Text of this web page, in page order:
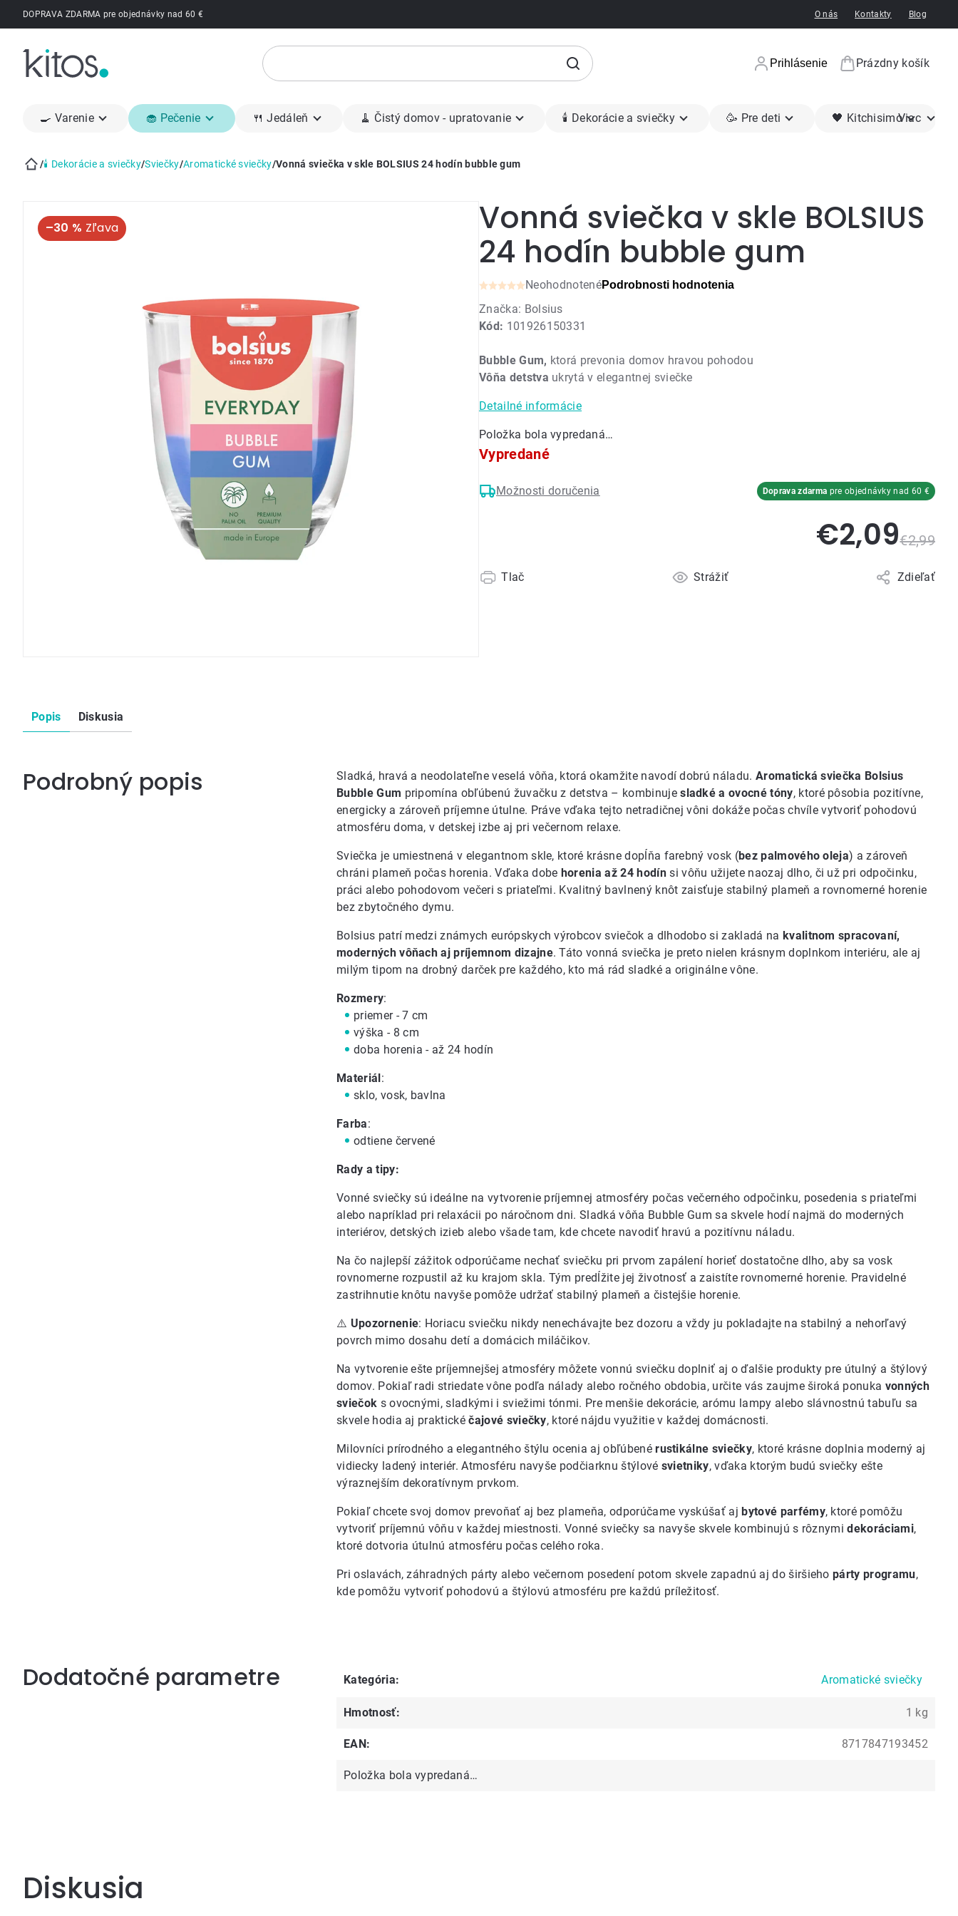
PrejsťDOPRAVA ZDARMA pre objednávky nad 60 € O nás Kontakty Blog
Prihlásenie
Nákupný
Prázdny košík
🍳 Varenie 🧁 Pečenie 🍴 Jedáleň 🧹 Čistý domov - upratovanie 🕯 Dekorácie a sviečky 🥳 Pre deti 🖤 KitchisimoViac
/🕯 Dekorácie a sviečky/Sviečky/Aromatické sviečky/Vonná sviečka v skle BOLSIUS 24 hodín bubble gum
–30 %
Vonná sviečka v skle BOLSIUS
24 hodín bubble gum
Kód: 101926150331
Priemerné
hodnotenie
produktu
0,0
z
hviezdičiek.
NeohodnotenéPodrobnosti hodnotenia
Značka: Bolsius
Položka bola vypredaná…
Bubble Gum, ktorá prevonia domov hravou pohodou
Vôňa detstva ukrytá v elegantnej sviečke
Detailné informácie
Tlač Strážiť Zdieľať
Vypredané
Možnosti doručenia Doprava zdarma pre objednávky nad 60 €
€2,99
€2,09
Popis Diskusia
Podrobný popis Sladká, hravá a neodolateľne veselá vôňa, ktorá okamžite navodí dobrú náladu. Aromatická sviečka Bolsius
Bubble Gum pripomína obľúbenú žuvačku z detstva – kombinujesladké a ovocné tóny, ktoré pôsobia pozitívne,
energicky a zároveň príjemne útulne. Práve vďaka tejto netradičnej vôni dokáže počas chvíle vytvoriť pohodovú
atmosféru doma, v detskej izbe aj pri večernom relaxe.
Sviečka je umiestnená v elegantnom skle, ktoré krásne dopĺňa farebný vosk (bez palmového oleja) a zároveň
chráni plameň počas horenia. Vďaka dobe horenia až 24 hodínsi vôňu užijete naozaj dlho, či už pri odpočinku,
práci alebo pohodovom večeri s priateľmi. Kvalitný bavlnený knôt zaisťuje stabilný plameň a rovnomerné horenie
bez zbytočného dymu.
Bolsius patrí medzi známych európskych výrobcov sviečok a dlhodobo si zakladá na kvalitnom spracovaní,
moderných vôňach aj príjemnom dizajne. Táto vonná sviečka je preto nielen krásnym doplnkom interiéru, ale aj
milým tipom na drobný darček pre každého, kto má rád sladké a originálne vône.
Rozmery:
priemer - 7 cm
výška - 8 cm
doba horenia - až 24 hodín
Materiál:
sklo, vosk, bavlna
Farba:
odtiene červené
Rady a tipy:
Vonné sviečky sú ideálne na vytvorenie príjemnej atmosféry počas večerného odpočinku, posedenia s priateľmi
alebo napríklad pri relaxácii po náročnom dni. Sladká vôňa Bubble Gum sa skvele hodí najmä do moderných
interiérov, detských izieb alebo všade tam, kde chcete navodiť hravú a pozitívnu náladu.
Na čo najlepší zážitok odporúčame nechať sviečku pri prvom zapálení horieť dostatočne dlho, aby sa vosk
rovnomerne rozpustil až ku krajom skla. Tým predĺžite jej životnosť a zaistíte rovnomerné horenie. Pravidelné
zastrihnutie knôtu navyše pomôže udržať stabilný plameň a čistejšie horenie.
⚠️ Upozornenie: Horiacu sviečku nikdy nenechávajte bez dozoru a vždy ju pokladajte na stabilný a nehorľavý
povrch mimo dosahu detí a domácich miláčikov.
Na vytvorenie ešte príjemnejšej atmosféry môžete vonnú sviečku doplniť aj o ďalšie produkty pre útulný a štýlový
domov. Pokiaľ radi striedate vône podľa nálady alebo ročného obdobia, určite vás zaujme široká ponuka vonných
sviečok s ovocnými, sladkými i sviežimi tónmi. Pre menšie dekorácie, arómu lampy alebo slávnostnú tabuľu sa
skvele hodia aj praktickéčajové sviečky, ktoré nájdu využitie v každej domácnosti.
Milovníci prírodného a elegantného štýlu ocenia aj obľúbenérustikálne sviečky, ktoré krásne doplnia moderný aj
vidiecky ladený interiér. Atmosféru navyše podčiarknu štýlové svietniky, vďaka ktorým budú sviečky ešte
výraznejším dekoratívnym prvkom.
Pokiaľ chcete svoj domov prevoňať aj bez plameňa, odporúčame vyskúšať ajbytové parfémy, ktoré pomôžu
vytvoriť príjemnú vôňu v každej miestnosti. Vonné sviečky sa navyše skvele kombinujú s rôznymidekoráciami,
ktoré dotvoria útulnú atmosféru počas celého roka.
Pri oslavách, záhradných párty alebo večernom posedení potom skvele zapadnú aj do širšiehopárty programu,
kde pomôžu vytvoriť pohodovú a štýlovú atmosféru pre každú príležitosť.
Dodatočné parametre Kategória: Aromatické sviečky
Hmotnosť: 1 kg
EAN: 8717847193452
Položka bola vypredaná…
Diskusia